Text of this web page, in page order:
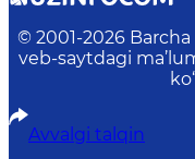
© 2001-2026
veb-saytdagi
Avvalgi talqin